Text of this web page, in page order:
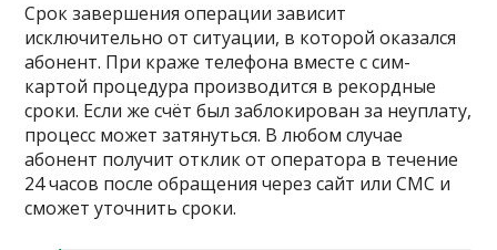
Срок завершения операции зависит
исключительно от ситуации, в которой оказался
абонент. При краже телефона вместе с сим-
картой процедура производится в рекордные
сроки. Если же счёт был заблокирован за неуплату,
процесс может затянуться. В любом случае
абонент получит отклик от оператора в течение
24 часов после обращения через сайт или СМС и
сможет уточнить сроки.